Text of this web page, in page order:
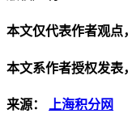
本文仅代表作者观点
本文系作者授权发表
来源： 上海积分网